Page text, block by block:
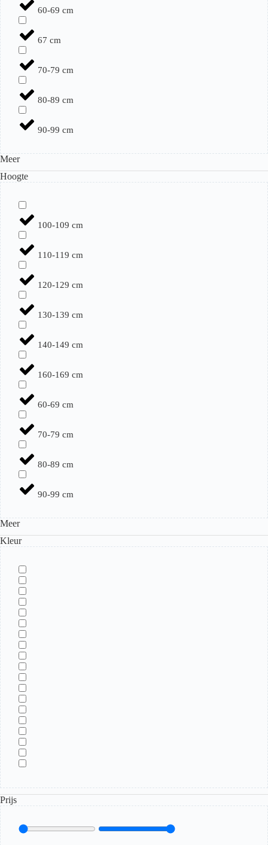
60-69 cm
67 cm
70-79 cm
80-89 cm
90-99 cm
Meer
Hoogte
100-109 cm
110-119 cm
120-129 cm
130-139 cm
140-149 cm
160-169 cm
60-69 cm
70-79 cm
80-89 cm
90-99 cm
Meer
Kleur
Prijs